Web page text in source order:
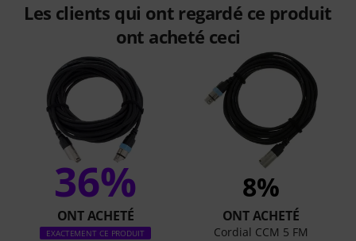
Les clients qui ont regardé ce produit
ont acheté ceci
36%
ONT ACHETÉ
EXACTEMENT CE PRODUIT
8%
ONT ACHETÉ
Cordial CCM 5 FM